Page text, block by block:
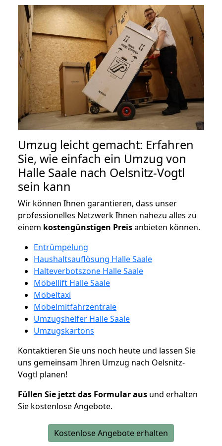
Umzug leicht gemacht: Erfahren
Sie, wie einfach ein Umzug von
Halle Saale nach Oelsnitz-Vogtl
sein kann
Wir können Ihnen garantieren, dass unser
professionelles Netzwerk Ihnen nahezu alles zu
einem kostengünstigen Preisanbieten können.
Entrümpelung
Haushaltsauflösung Halle Saale
Halteverbotszone Halle Saale
Möbellift Halle Saale
Möbeltaxi
Möbelmitfahrzentrale
Umzugshelfer Halle Saale
Umzugskartons
Kontaktieren Sie uns noch heute und lassen Sie
uns gemeinsam Ihren Umzug nach Oelsnitz-
Vogtl planen!
Füllen Sie jetzt das Formular aus und erhalten
Sie kostenlose Angebote.
Kostenlose Angebote erhalten